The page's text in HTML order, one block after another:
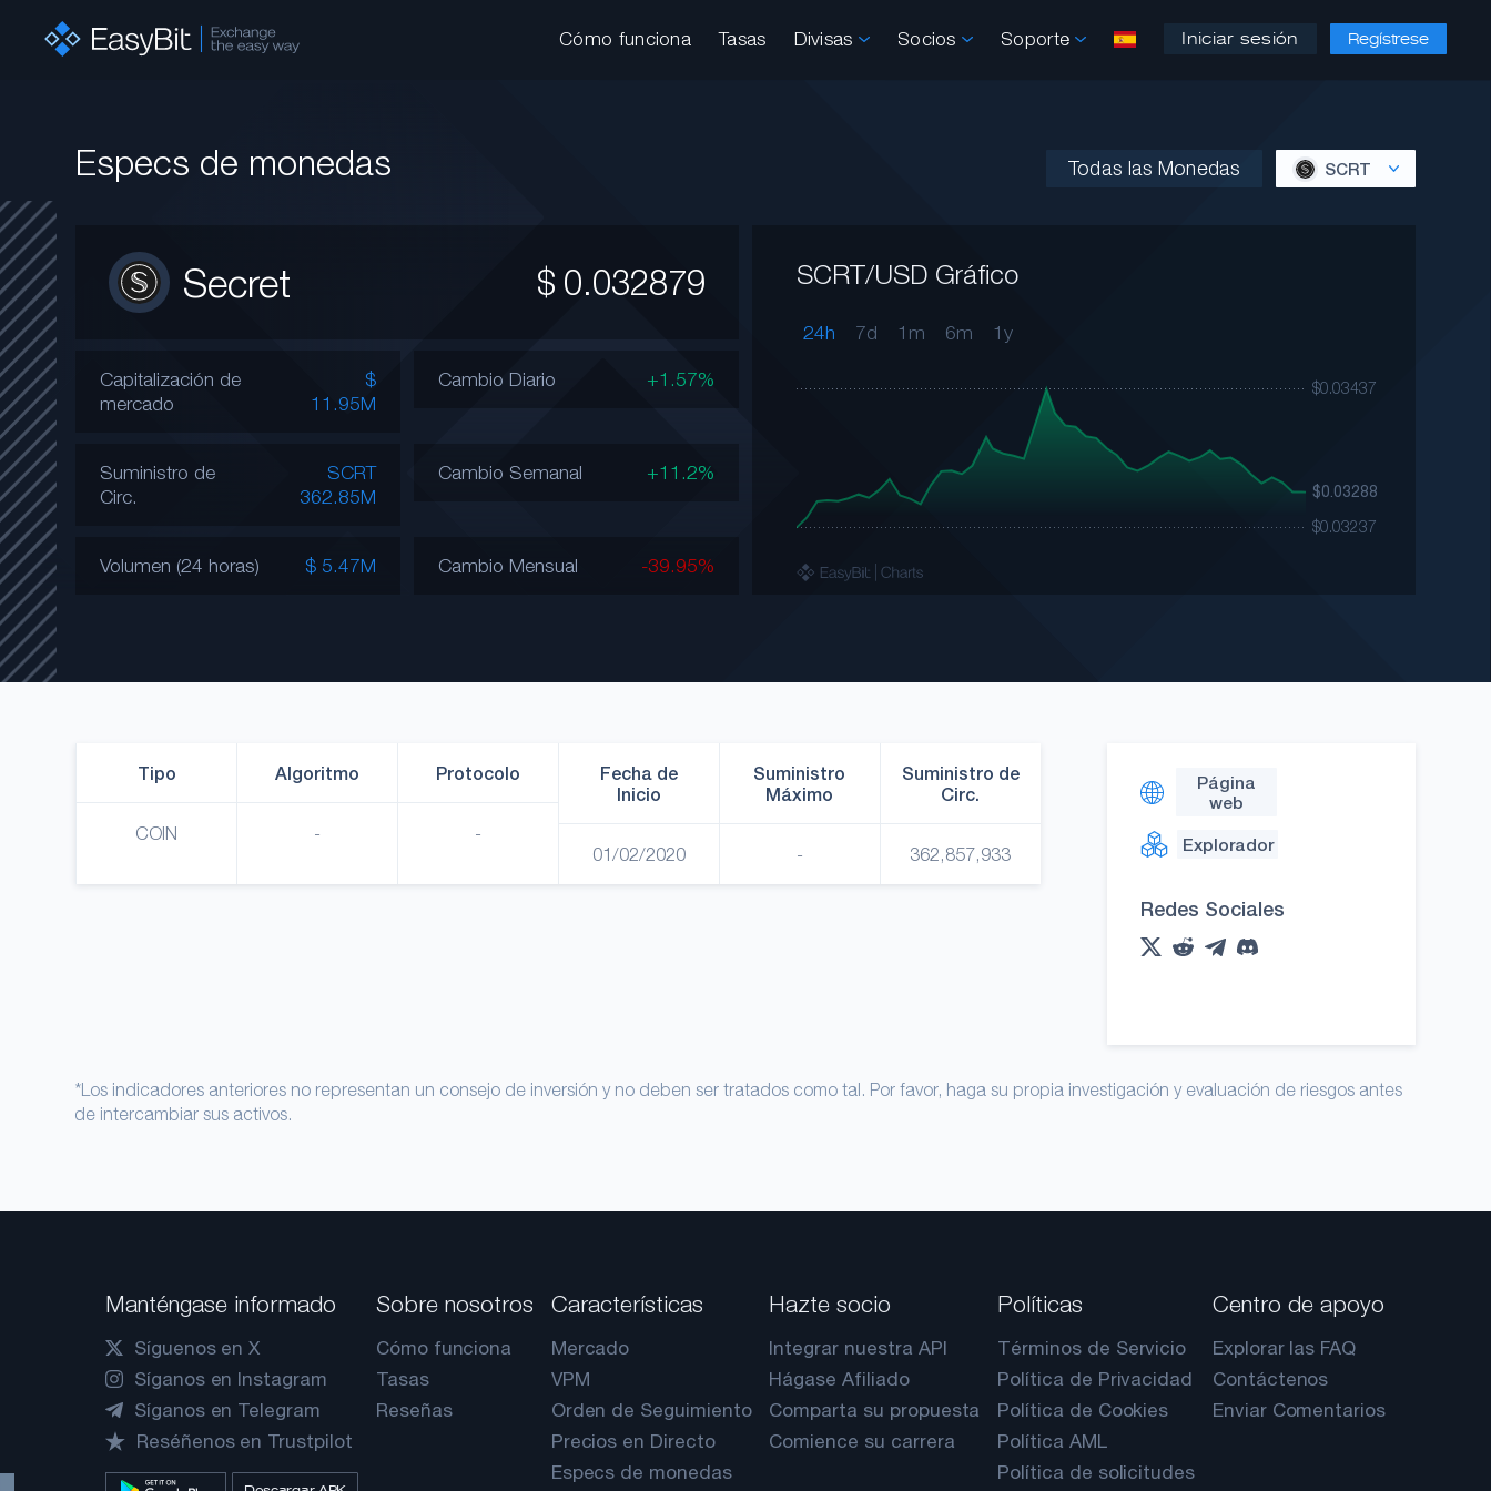
Cómo funciona Tasas Divisas Socios Soporte Iniciar sesión Regístrese
Especs de monedas Todas las Monedas SCRT
Secret $ 0.032879
Capitalización de
mercado
$
11.95M
Suministro de
Circ.
SCRT
362.85M
Volumen (24 horas) $ 5.47M
Cambio Diario +1.57%
Cambio Semanal +11.2%
Cambio Mensual -39.95%
SCRT/USD Gráfico
24h 7d 1m 6m 1y
Tipo
COIN
Algoritmo
-
Protocolo
-
Fecha de
Inicio
01/02/2020
Suministro
Máximo
-
Suministro de
Circ.
362,857,933
Página
web
Explorador
Redes Sociales
*Los indicadores anteriores no representan un consejo de inversión y no deben ser tratados como tal. Por favor, haga su propia investigación y evaluación de riesgos antes
de intercambiar sus activos.
Manténgase informado
Síguenos en X
Síganos en Instagram
Síganos en Telegram
Reséñenos en Trustpilot
Sobre nosotros
Cómo funciona
Tasas
Reseñas
Características
Mercado
VPM
Orden de Seguimiento
Precios en Directo
Especs de monedas
Hazte socio
Integrar nuestra API
Hágase Afiliado
Comparta su propuesta
Comience su carrera
Políticas
Términos de Servicio
Política de Privacidad
Política de Cookies
Política AML
Política de solicitudes
Centro de apoyo
Explorar las FAQ
Contáctenos
Enviar Comentarios